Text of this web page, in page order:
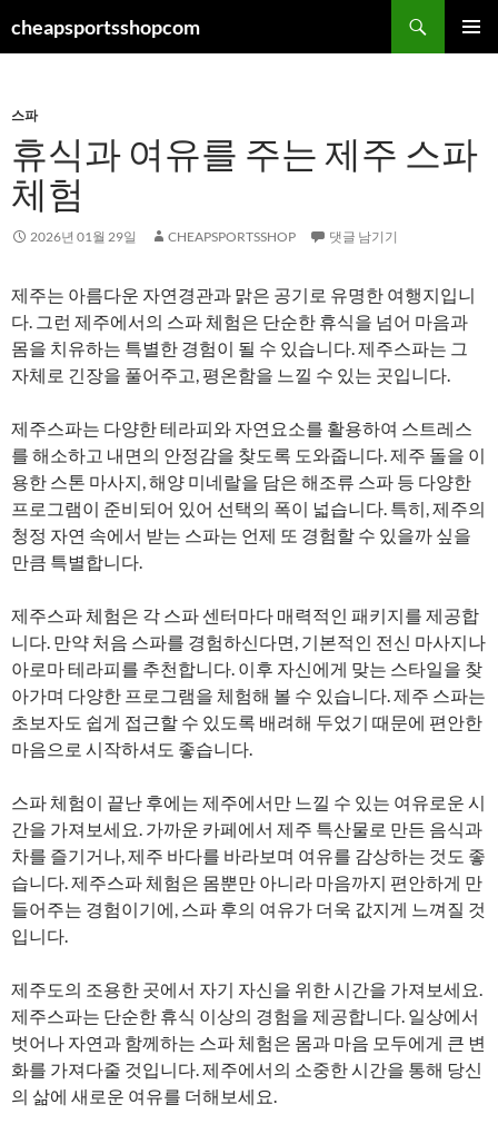
텐
건
너
기
cheapsportsshopcom
색
스파
휴식과 여유를 주는 제주 스파
체험
2026년 01월 29일 CHEAPSPORTSSHOP 댓글 남기기
제주는 아름다운 자연경관과 맑은 공기로 유명한 여행지입니
다. 그런 제주에서의 스파 체험은 단순한 휴식을 넘어 마음과
몸을 치유하는 특별한 경험이 될 수 있습니다. 제주스파는 그
자체로 긴장을 풀어주고, 평온함을 느낄 수 있는 곳입니다.
제주스파는 다양한 테라피와 자연요소를 활용하여 스트레스
를 해소하고 내면의 안정감을 찾도록 도와줍니다. 제주 돌을 이
용한 스톤 마사지, 해양 미네랄을 담은 해조류 스파 등 다양한
프로그램이 준비되어 있어 선택의 폭이 넓습니다. 특히, 제주의
청정 자연 속에서 받는 스파는 언제 또 경험할 수 있을까 싶을
만큼 특별합니다.
제주스파 체험은 각 스파 센터마다 매력적인 패키지를 제공합
니다. 만약 처음 스파를 경험하신다면, 기본적인 전신 마사지나
아로마 테라피를 추천합니다. 이후 자신에게 맞는 스타일을 찾
아가며 다양한 프로그램을 체험해 볼 수 있습니다. 제주 스파는
초보자도 쉽게 접근할 수 있도록 배려해 두었기 때문에 편안한
마음으로 시작하셔도 좋습니다.
스파 체험이 끝난 후에는 제주에서만 느낄 수 있는 여유로운 시
간을 가져보세요. 가까운 카페에서 제주 특산물로 만든 음식과
차를 즐기거나, 제주 바다를 바라보며 여유를 감상하는 것도 좋
습니다. 제주스파 체험은 몸뿐만 아니라 마음까지 편안하게 만
들어주는 경험이기에, 스파 후의 여유가 더욱 값지게 느껴질 것
입니다.
제주도의 조용한 곳에서 자기 자신을 위한 시간을 가져보세요.
제주스파는 단순한 휴식 이상의 경험을 제공합니다. 일상에서
벗어나 자연과 함께하는 스파 체험은 몸과 마음 모두에게 큰 변
화를 가져다줄 것입니다. 제주에서의 소중한 시간을 통해 당신
의 삶에 새로운 여유를 더해보세요.